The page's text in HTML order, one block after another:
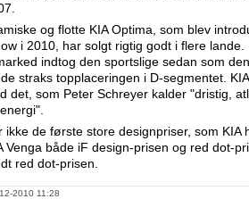
og flotte KIA Optima, som blev
i 2010, har solgt rigtig godt i flere
indtog den sportslige sedan som
straks topplaceringen i D-segmentet.
det, som Peter Schreyer kalder "dristig,
ikke de første store designpriser, som KIA
Venga både iF design-prisen og red dot-
red dot-prisen.
2010 11:28